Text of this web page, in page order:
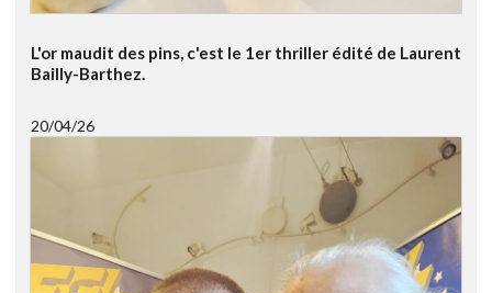
L'or maudit des pins, c'est le 1er thriller édité de Laurent
Bailly-Barthez.
20/04/26